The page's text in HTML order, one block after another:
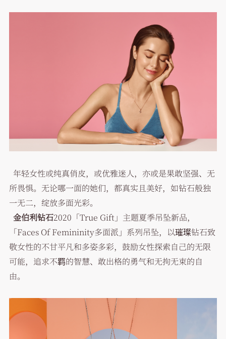
年轻女性或纯真俏皮，或优雅迷人，亦或是果敢坚强、无
所畏惧。无论哪一面的她们，都真实且美好，如钻石般独
一无二，绽放多面光彩。
金伯利钻石2020「True Gift」主题夏季吊坠新品，
「Faces Of Femininity多面派」系列吊坠，以璀璨钻石致
敬女性的不甘平凡和多姿多彩，鼓励女性探索自己的无限
可能，追求不羁的智慧、敢出格的勇气和无拘无束的自
由。